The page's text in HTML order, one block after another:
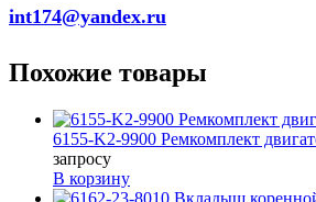
int174@yandex.ru
Похожие товары
6155-K2-9900 Ремкомплект
запросу
В корзину